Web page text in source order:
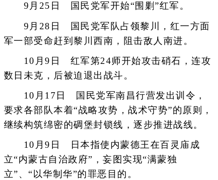
9月25日 国民党军开始“围剿”红军。
9月28日 国民党军队占领黎川，红一方面
军一部受命赶到黎川西南，阻击敌人南进。
10月9日 红军第24师开始攻击硝石，连攻
数日未克，后被迫退出战斗。
10月17日 国民党军南昌行营发出训令，
要求各部队本着“战略攻势，战术守势”的原则，
继续构筑绵密的碉堡封锁线，逐步推进战线。
10月9日 日本指使内蒙德王在百灵庙成
立“内蒙古自治政府”，妄图实现“满蒙独
立”、“以华制华”的罪恶目的。